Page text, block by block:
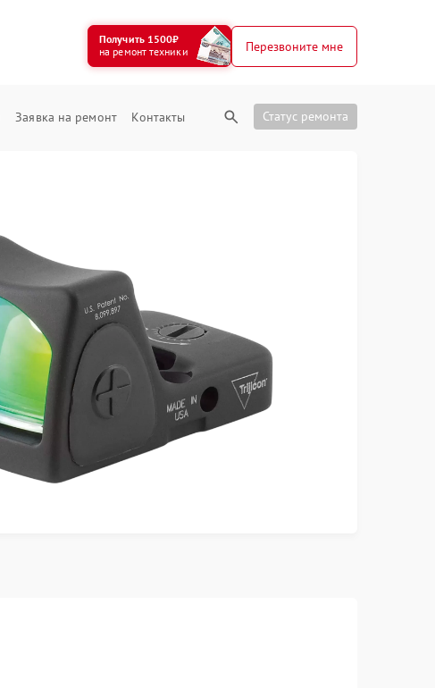
Получить 1500₽
на ремонт техники
Перезвоните мне
Заявка на ремонт Контакты Статус ремонта